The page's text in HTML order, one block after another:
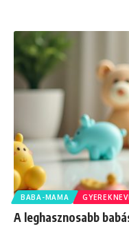
BABA-MAMA
A leghasznosabb